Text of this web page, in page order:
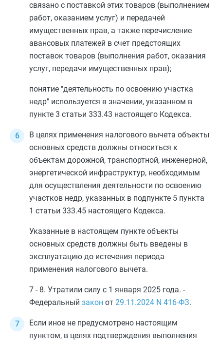
связано с поставкой этих товаров (выполнением
работ, оказанием услуг) и передачей
имущественных прав, а также перечисление
авансовых платежей в счет предстоящих
поставок товаров (выполнения работ, оказания
услуг, передачи имущественных прав);
понятие "деятельность по освоению участка
недр" используется в значении, указанном в
пункте 3 статьи 333.43 настоящего Кодекса.
В целях применения налогового вычета объекты
основных средств должны относиться к
объектам дорожной, транспортной, инженерной,
энергетической инфраструктур, необходимым
для осуществления деятельности по освоению
участков недр, указанных в подпункте 5 пункта
1 статьи 333.45 настоящего Кодекса.
Указанные в настоящем пункте объекты
основных средств должны быть введены в
эксплуатацию до истечения периода
применения налогового вычета.
7 - 8. Утратили силу с 1 января 2025 года. -
Федеральный закон от 29.11.2024 N 416-ФЗ.
Если иное не предусмотрено настоящим
пунктом, в целях подтверждения выполнения